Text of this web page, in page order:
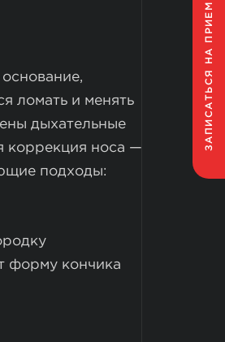
ЗАПИСАТЬСЯ
НА ПРИЕМ
ломать и менять
дыхательные
коррекция носа —
подходы:
форму кончика